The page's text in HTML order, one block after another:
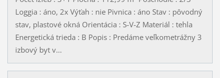
Loggia : áno, 2x Výťah : nie Pivnica : áno Stav : pôvodný
stav, plastové okná Orientácia : S-V-Z Materiál : tehla
Energetická trieda : B Popis : Predáme veľkometrážny 3
izbový byt v...